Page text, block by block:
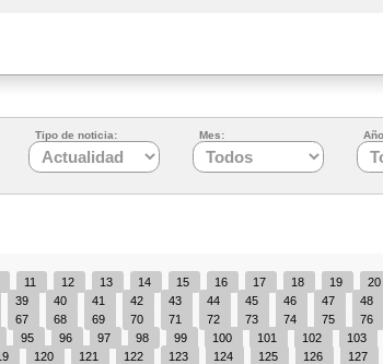
Tipo de noticia: Mes:
11 12 13 14 15 16 17 18 19 20
39 40 41 42 43 44 45 46 47 48
67 68 69 70 71 72 73 74 75 76
95 96 97 98 99 100 101 102 103
120 121 122 123 124 125 126 127